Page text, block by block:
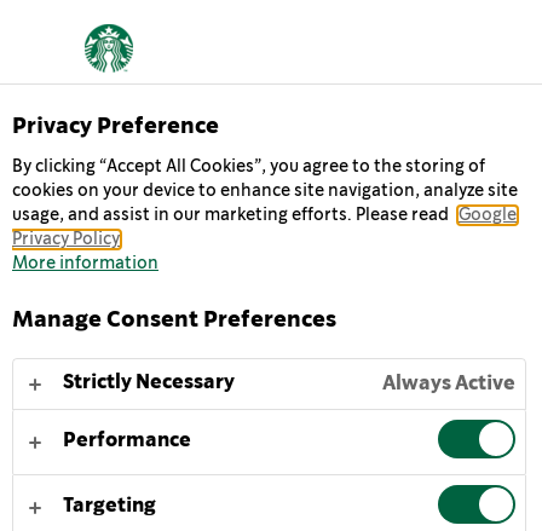
Chilled Classics
CAPPUCCINO
Geïnspireerd op een echte Starbucks
is een gekoelde blend van stevige espresso, romige
opkikker biedt een handige en toegankelijke optie
genieten - thuis of onderweg.
Voor de ultieme smaakbeleving serveer je de heerlijke
Starbucks® Cappuccino gekoeld of met ijs, en schud je
Privacy Preference
By clicking “Accept All Cookies”, you agree to the storing of
cookies on your device to enhance site navigation, analyze site
usage, and assist in our marketing efforts. Please read
Google
Privacy Policy
More information
Manage Consent Preferences
Strictly Necessary Always Active
Performance
Targeting